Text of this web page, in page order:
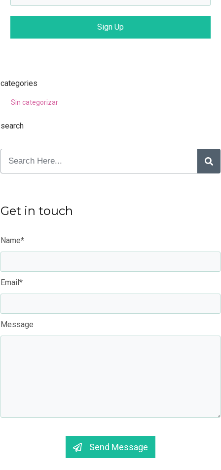
Sign Up
categories
Sin categorizar
search
Get in touch
Name*
Email*
Message
Send Message